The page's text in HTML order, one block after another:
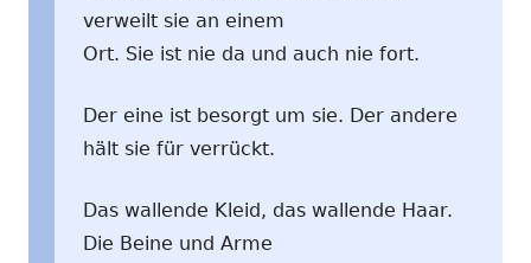
verweilt sie an einem
Ort. Sie ist nie da und auch nie fort.
Der eine ist besorgt um sie. Der andere
hält sie für verrückt.
Das wallende Kleid, das wallende Haar.
Die Beine und Arme